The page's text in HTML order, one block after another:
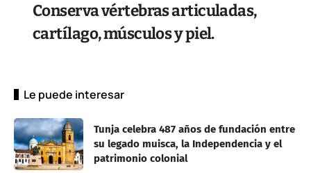
Conserva vértebras articuladas,
cartílago, músculos y piel.
Le puede interesar
Tunja celebra 487 años de fundación entre
su legado muisca, la Independencia y el
patrimonio colonial